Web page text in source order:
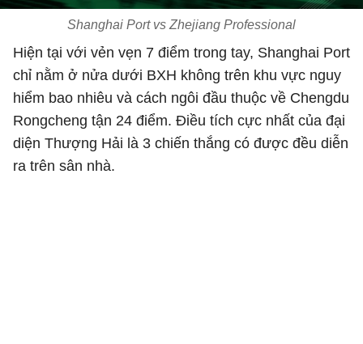
Shanghai Port vs Zhejiang Professional
Hiện tại với vẻn vẹn 7 điểm trong tay, Shanghai Port
chỉ nằm ở nửa dưới BXH không trên khu vực nguy
hiểm bao nhiêu và cách ngôi đầu thuộc về Chengdu
Rongcheng tận 24 điểm. Điều tích cực nhất của đại
diện Thượng Hải là 3 chiến thắng có được đều diễn
ra trên sân nhà.